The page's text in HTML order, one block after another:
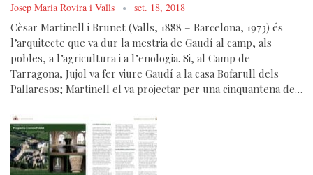
Josep Maria Rovira i Valls set. 18, 2018
Cèsar Martinell i Brunet (Valls, 1888 – Barcelona, 1973) és
l’arquitecte que va dur la mestria de Gaudí al camp, als
pobles, a l’agricultura i a l’enologia. Si, al Camp de
Tarragona, Jujol va fer viure Gaudí a la casa Bofarull dels
Pallaresos; Martinell el va projectar per una cinquantena de…